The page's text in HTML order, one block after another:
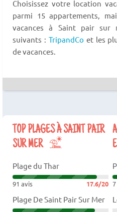
Choisissez votre location
parmi 15 appartements,
vacances à Saint pair sur
suivants : TripandCo et les
de vacances.
TOP PLAGES À SAINT PAIR
SUR MER
Plage du Thar
91 avis 17.6/20
Plage De Saint Pair Sur Mer